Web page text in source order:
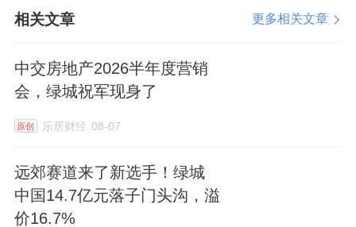
相关文章 更多相关文章
中交房地产2026半年度营销
会，绿城祝军现身了
原创 乐居财经 08-07
远郊赛道来了新选手！绿城
中国14.7亿元落子门头沟，溢
价16.7%